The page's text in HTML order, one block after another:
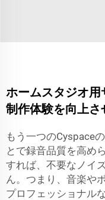
ホームスタジオ
制作体験を向上さ
もう一つのCyspace
とで録音品質を高め
すれば、不要なノイ
ん。つまり、音楽や
プロフェッショナル